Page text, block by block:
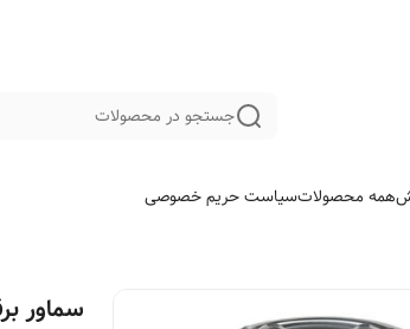
جستجو در محصولات
همه محصولاتسیاست حریم خصوصی
سماور برقی 30 لیتری